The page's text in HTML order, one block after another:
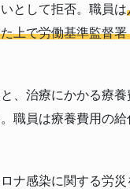
として拒否。職員は
上で労働基準監督
、治療にかかる療
職員は療養費用の
ナ感染に関する労